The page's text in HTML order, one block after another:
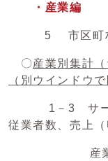
・産業編
5 市区町
〇産業別集計
（別ウインドウで
1－3 サービ
従業者数、売上
産業Bの事